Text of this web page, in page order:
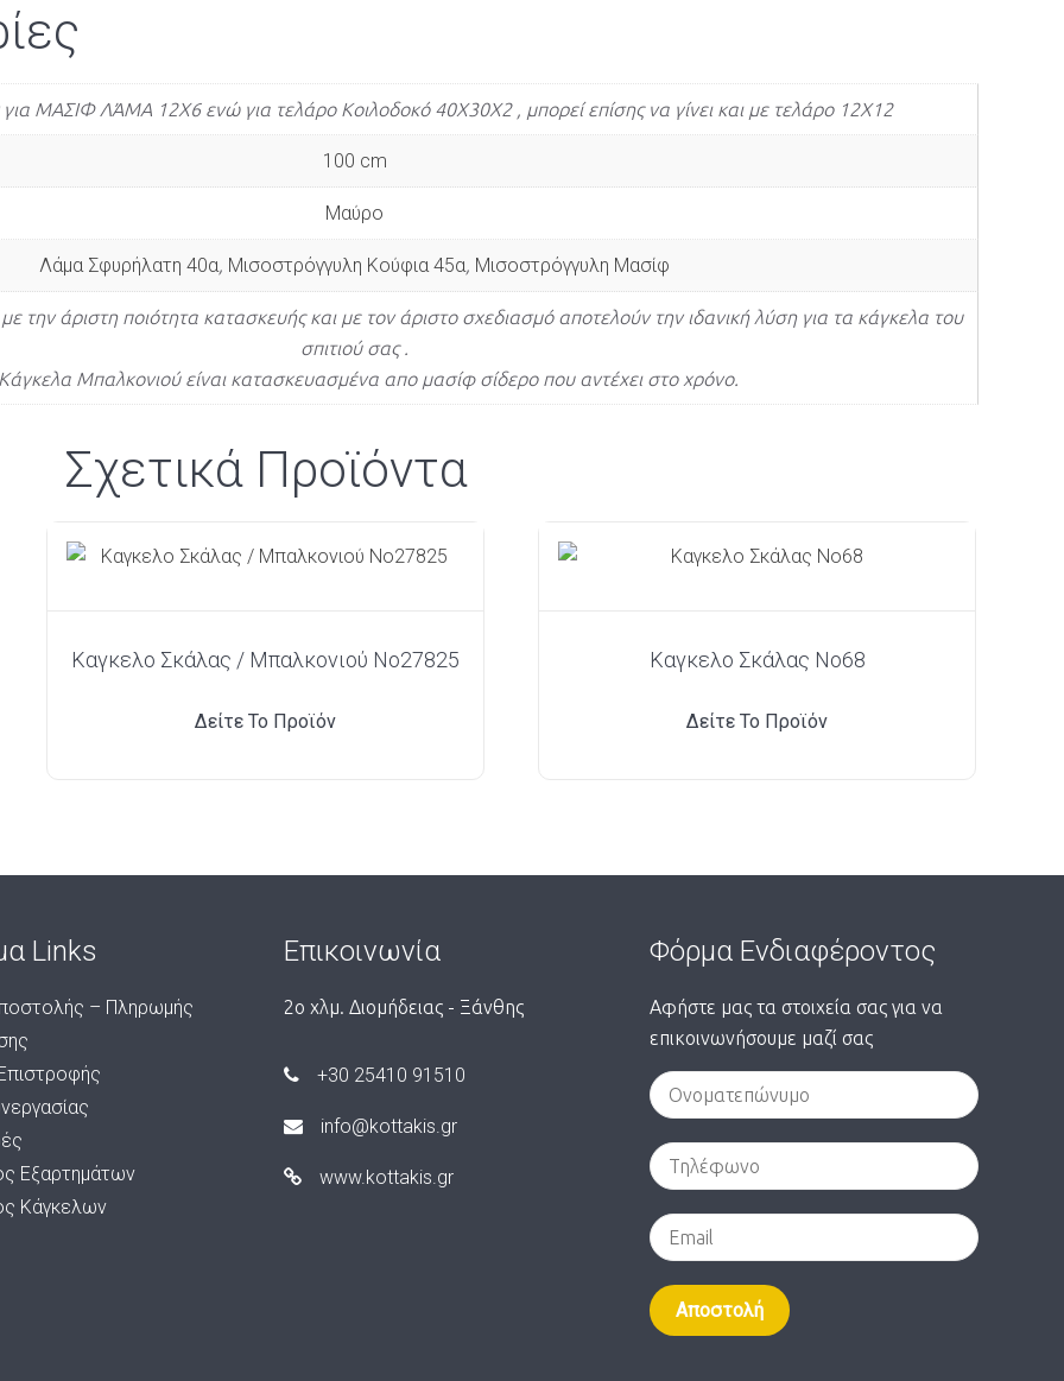
για ΜΑΣΙΦ ΛΆΜΑ 12Χ6 ενώ για τελάρο Κοιλοδοκό 40Χ30Χ2 , μπορεί επίσης να γίνει και με τελάρο 12Χ12
100 cm
Μαύρο
Λάμα Σφυρήλατη 40α, Μισοστρόγγυλη Κούφια 45α, Μισοστρόγγυλη Μασίφ
την άριστη ποιότητα κατασκευής και με τον άριστο σχεδιασμό αποτελούν την ιδανική λύση για τα κάγκελα του
σπιτιού σας .
Μπαλκονιού είναι κατασκευασμένα απο μασίφ σίδερο που αντέχει στο χρόνο.
Σχετικά Προϊόντα
Καγκελο Σκάλας / Μπαλκονιού Νο27825
Δείτε Το Προϊόν
Καγκελο Σκάλας Νο68
Δείτε Το Προϊόν
Links
– Πληρωμής
Εξαρτημάτων
Κάγκελων
Επικοινωνία
2ο χλμ. Διομήδειας - Ξάνθης
+30 25410 91510
info@kottakis.gr
www.kottakis.gr
Φόρμα Ενδιαφέροντος
Αφήστε μας τα στοιχεία σας για να
επικοινωνήσουμε μαζί σας